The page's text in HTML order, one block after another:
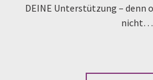
DEINE Unterstützung – denn
nicht…